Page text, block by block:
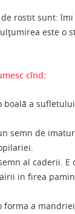
rostit sunt:
este o
cînd:
a
semn de
al caderii. E
in firea
a